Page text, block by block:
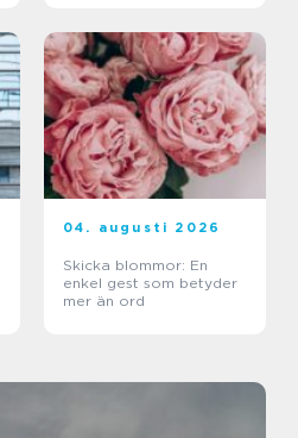
04. augusti 2026
Skicka blommor: En
enkel gest som betyder
mer än ord